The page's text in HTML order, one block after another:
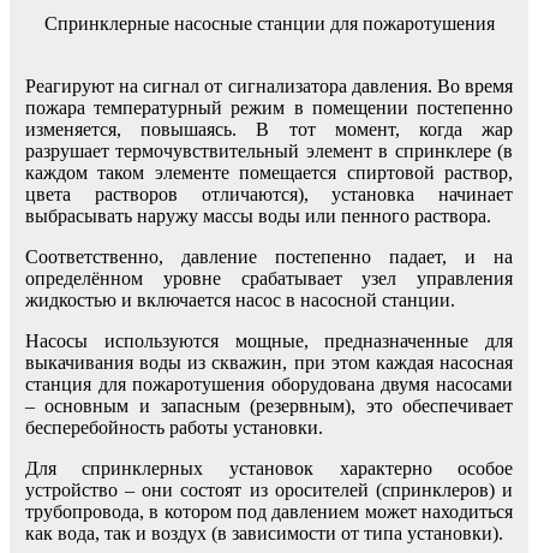
Спринклерные насосные станции для пожаротушения
Реагируют на сигнал от сигнализатора давления. Во время
пожара температурный режим в помещении постепенно
изменяется, повышаясь. В тот момент, когда жар
разрушает термочувствительный элемент в спринклере (в
каждом таком элементе помещается спиртовой раствор,
цвета растворов отличаются), установка начинает
выбрасывать наружу массы воды или пенного раствора.
Соответственно, давление постепенно падает, и на
определённом уровне срабатывает узел управления
жидкостью и включается насос в насосной станции.
Насосы используются мощные, предназначенные для
выкачивания воды из скважин, при этом каждая насосная
станция для пожаротушения оборудована двумя насосами
– основным и запасным (резервным), это обеспечивает
бесперебойность работы установки.
Для спринклерных установок характерно особое
устройство – они состоят из оросителей (спринклеров) и
трубопровода, в котором под давлением может находиться
как вода, так и воздух (в зависимости от типа установки).